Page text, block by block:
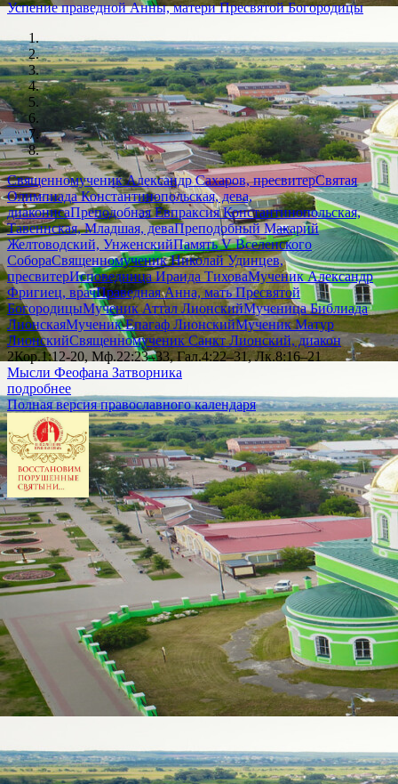
Успение праведной Анны, матери Пресвятой Богородицы
Священномученик Александр Сахаров, пресвитерСвятая
Олимпиада Константинопольская, дева,
диаконисаПреподобная Евпраксия Константинопольская,
Тавеннская, Младшая, деваПреподобный Макарий
Желтоводский, УнженскийПамять V Вселенского
СобораСвященномученик Николай Удинцев,
пресвитерИсповедница Ираида ТиховаМученик Александр
Фригиец, врачПраведная Анна, мать Пресвятой
БогородицыМученик Аттал ЛионскийМученица Библиада
ЛионскаяМученик Епагаф ЛионскийМученик Матур
ЛионскийСвященномученик Санкт Лионский, диакон
2Кор.1:12-20, Мф.22:23–33, Гал.4:22–31, Лк.8:16–21
Мысли Феофана Затворника
подробнее
Полная версия православного календаря